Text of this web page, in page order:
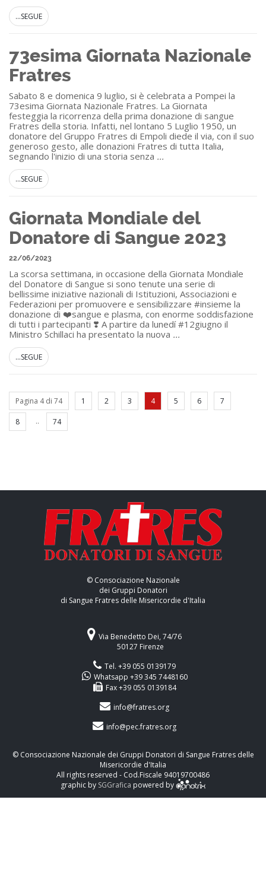
...SEGUE
73esima Giornata Nazionale
Fratres
Sabato 8 e domenica 9 luglio, si è celebrata a Pompei la
73esima Giornata Nazionale Fratres. La Giornata
festeggia la ricorrenza della prima donazione di sangue
Fratres della storia. Infatti, nel lontano 5 Luglio 1950, un
donatore del Gruppo Fratres di Empoli diede il via, con il suo
generoso gesto, alle donazioni Fratres di tutta Italia,
segnando l'inizio di una storia senza ...
...SEGUE
Giornata Mondiale del
Donatore di Sangue 2023
22/06/2023
La scorsa settimana, in occasione della Giornata Mondiale
del Donatore di Sangue si sono tenute una serie di
bellissime iniziative nazionali di Istituzioni, Associazioni e
Federazioni per promuovere e sensibilizzare #insieme la
donazione di ❤️sangue e plasma, con enorme soddisfazione
di tutti i partecipanti ❣️ A partire da lunedí #12giugno il
Ministro Schillaci ha presentato la nuova ...
...SEGUE
Pagina 4 di 74 1 2 3 4 5 6 7
8 .. 74
© Consociazione Nazionale
dei Gruppi Donatori
di Sangue Fratres delle Misericordie d'Italia
Via Benedetto Dei, 74/76
50127 Firenze
Tel. +39 055 0139179
Whatsapp +39 345 7448160
Fax +39 055 0139184
info@fratres.org
info@pec.fratres.org
© Consociazione Nazionale dei Gruppi Donatori di Sangue Fratres delle
Misericordie d'Italia
All rights reserved - Cod.Fiscale 94019700486
graphic by SGGrafica powered by